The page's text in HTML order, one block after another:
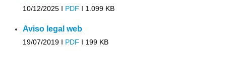
10/12/2025 I PDF I 1.099 KB
Aviso legal web
19/07/2019 I PDF I 199 KB